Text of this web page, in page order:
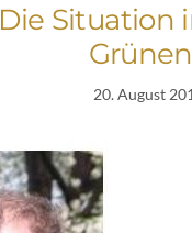
Die Situation
20. August